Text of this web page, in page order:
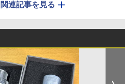
連記事を見る